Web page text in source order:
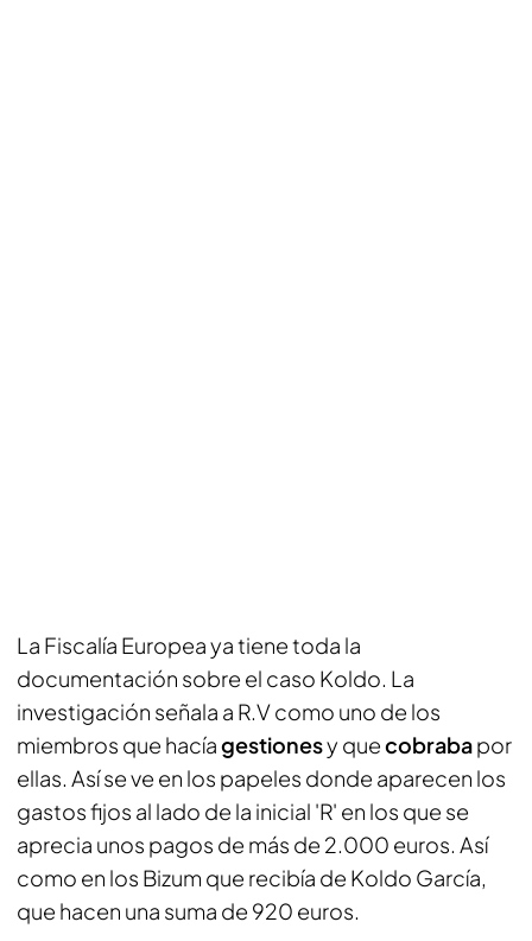
La Fiscalía Europea ya tiene toda la
documentación sobre el caso Koldo. La
investigación señala a R.V como uno de los
miembros que hacíagestionesy quecobrabapor
ellas. Así se ve en los papeles donde aparecen los
gastos fijos al lado de la inicial 'R' en los que se
aprecia unos pagos de más de 2.000 euros. Así
como en los Bizum que recibía de Koldo García,
que hacen una suma de 920 euros.